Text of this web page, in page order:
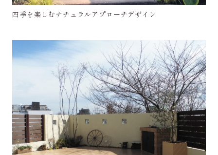
四季を楽しむナチュラルアプローチデザイン